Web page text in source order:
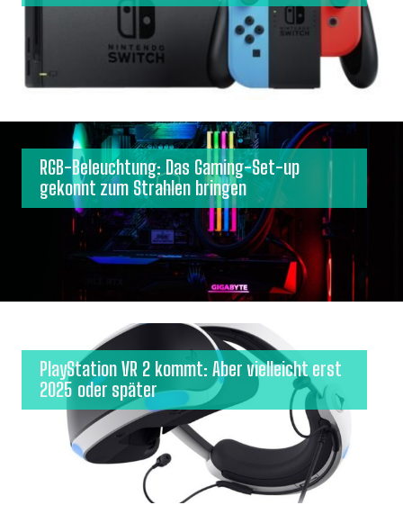
RGB-Beleuchtung: Das Gaming-Set-up
gekonnt zum Strahlen bringen
PlayStation VR 2 kommt: Aber vielleicht erst
2025 oder später